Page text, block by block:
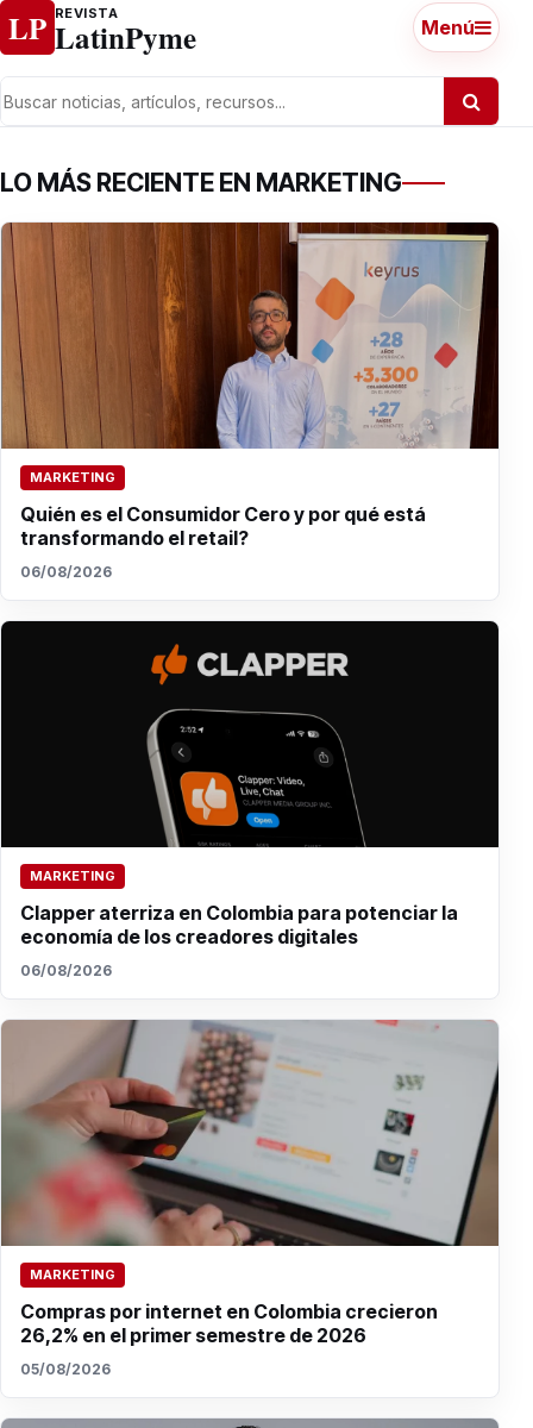
Ir al contenido
LP REVISTA
LatinPyme Menú
LO MÁS RECIENTE EN MARKETING
MARKETING
Quién es el Consumidor Cero y por qué está
transformando el retail?
06/08/2026
MARKETING
Clapper aterriza en Colombia para potenciar la
economía de los creadores digitales
06/08/2026
MARKETING
Compras por internet en Colombia crecieron
26,2% en el primer semestre de 2026
05/08/2026